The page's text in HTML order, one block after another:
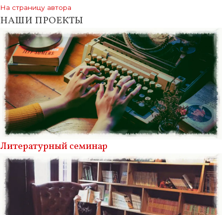
На страницу автора
НАШИ ПРОЕКТЫ
Литературный семинар